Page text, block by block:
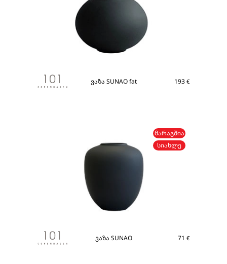
ვაზა SUNAO fat 193 €
ᲛᲐᲠᲐᲒᲨᲘᲐ
ᲡᲘᲐᲮᲚᲔ
ვაზა SUNAO 71 €